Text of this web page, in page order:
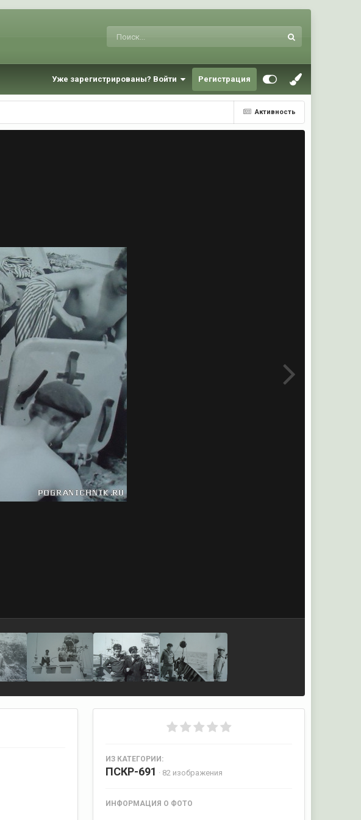
Уже зарегистрированы? Войти Регистрация
Активность
ИЗ КАТЕГОРИИ:
ПСКР-691 · 82 изображения
ИНФОРМАЦИЯ О ФОТО